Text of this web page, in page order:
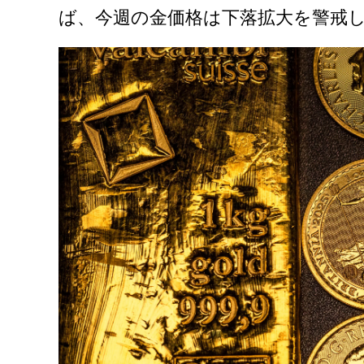
ば、今週の金価格は下落拡大を警戒